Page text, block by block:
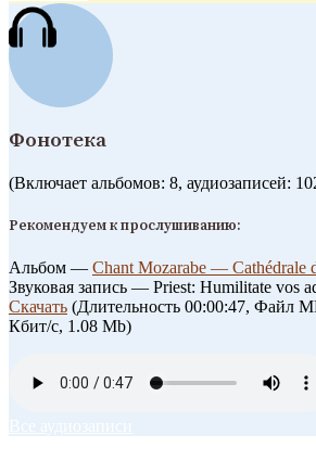
Фонотека
(Включает альбомов: 8, аудиозаписей:
Рекомендуем к прослушиванию:
Альбом — Chant Mozarabe — Cathédrale
Звуковая запись — Priest: Humilitate vos
Скачать (Длительность 00:00:47, Файл
Кбит/с, 1.08 Mb)